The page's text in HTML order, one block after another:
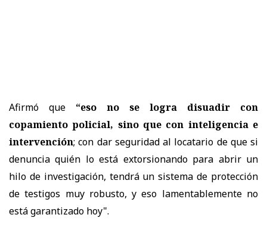
Afirmó que “eso no se logra disuadir con
copamiento policial, sino que con inteligencia e
intervención; con dar seguridad al locatario de que si
denuncia quién lo está extorsionando para abrir un
hilo de investigación, tendrá un sistema de protección
de testigos muy robusto, y eso lamentablemente no
está garantizado hoy".